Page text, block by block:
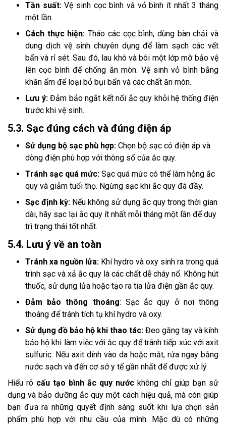
Tần suất:Vệ sinh cọc bình và vỏ bình ít nhất 3 tháng
một lần.
Cách thực hiện:Tháo các cọc bình, dùng bàn chải và
dung dịch vệ sinh chuyên dụng để làm sạch các vết
bẩn và rỉ sét. Sau đó, lau khô và bôi một lớp mỡ bảo vệ
lên cọc bình để chống ăn mòn. Vệ sinh vỏ bình bằng
khăn ẩm để loại bỏ bụi bẩn và các chất ăn mòn.
Lưu ý:Đảm bảo ngắt kết nối ắc quy khỏi hệ thống điện
trước khi vệ sinh.
5.3. Sạc đúng cách và đúng điện áp
Sử dụng bộ sạc phù hợp: Chọn bộ sạc có điện áp và
dòng điện phù hợp với thông số của ắc quy.
Tránh sạc quá mức: Sạc quá mức có thể làm hỏng ắc
quy và giảm tuổi thọ. Ngừng sạc khi ắc quy đã đầy.
Sạc định kỳ: Nếu không sử dụng ắc quy trong thời gian
dài, hãy sạc lại ắc quy ít nhất mỗi tháng một lần để duy
trì trạng thái tốt nhất.
5.4. Lưu ý về an toàn
Tránh xa nguồn lửa: Khí hydro và oxy sinh ra trong quá
trình sạc và xả ắc quy là các chất dễ cháy nổ. Không hút
thuốc, sử dụng lửa hoặc tạo ra tia lửa điện gần ắc quy.
Đảm bảo thông thoáng: Sạc ắc quy ở nơi thông
thoáng để tránh tích tụ khí hydro và oxy.
Sử dụng đồ bảo hộ khi thao tác: Đeo găng tay và kính
bảo hộ khi làm việc với ắc quy để tránh tiếp xúc với axit
sulfuric. Nếu axit dính vào da hoặc mắt, rửa ngay bằng
nước sạch và đến cơ sở y tế gần nhất để được xử lý.
Hiểu rõ cấu tạo bình ắc quy nước không chỉ giúp bạn sử
dụng và bảo dưỡng ắc quy một cách hiệu quả, mà còn giúp
bạn đưa ra những quyết định sáng suốt khi lựa chọn sản
phẩm phù hợp với nhu cầu của mình. Mặc dù có những